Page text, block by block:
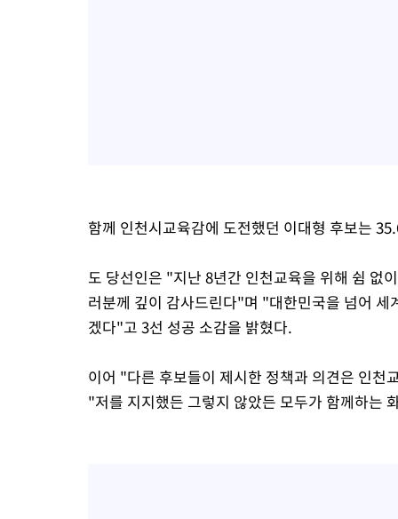
함께 인천시교육감에 도전했던 이대형 후보는
도 당선인은 "지난 8년간 인천교육을 위해 쉼 없
러분께 깊이 감사드린다"며 "대한민국을 넘어
겠다"고 3선 성공 소감을 밝혔다.
이어 "다른 후보들이 제시한 정책과 의견은 인
"저를 지지했든 그렇지 않았든 모두가 함께하는